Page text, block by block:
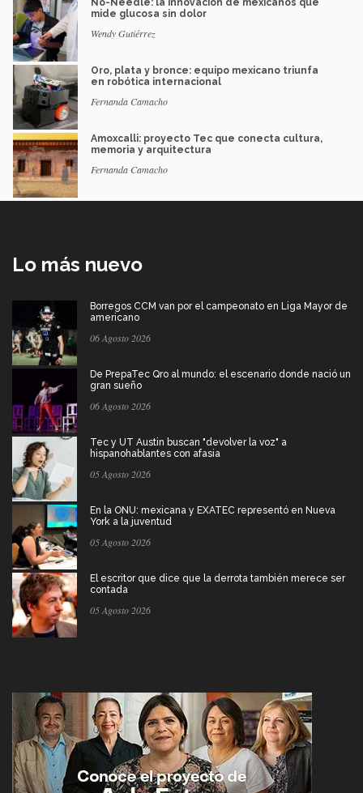
mide glucosa sin dolor
Wendy Gutiérrez
Oro, plata y bronce: equipo mexicano triunfa
en robótica internacional
Fernanda Camacho
Amoxcalli: proyecto Tec que conecta cultura,
memoria y arquitectura
Fernanda Camacho
Lo más nuevo
Borregos CCM van por el campeonato en Liga Mayor de
americano
06 Agosto 2026
De PrepaTec Qro al mundo: el escenario donde nació un
gran sueño
06 Agosto 2026
Tec y UT Austin buscan "devolver la voz" a
hispanohablantes con afasia
05 Agosto 2026
En la ONU: mexicana y EXATEC representó en Nueva
York a la juventud
05 Agosto 2026
El escritor que dice que la derrota también merece ser
contada
05 Agosto 2026